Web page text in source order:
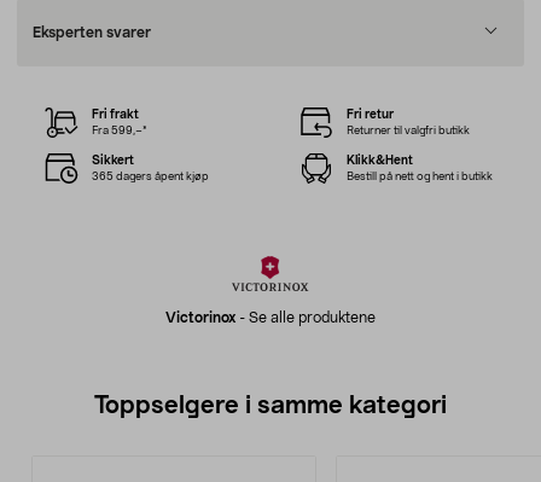
Eksperten svarer
Victorinox - Se alle produktene
Fri frakt
Fra 599,–*
Fri retur
Returner til valgfri butikk
Sikkert
365 dagers åpent kjøp
Klikk&Hent
Bestill på nett og hent i butikk
Toppselgere i samme kategori